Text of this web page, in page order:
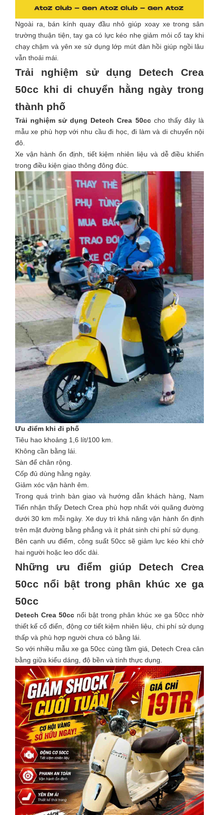
Ngoài ra, bán kính quay đầu nhỏ giúp xoay xe trong sân
trường thuận tiện, tay ga có lực kéo nhẹ giảm mỏi cổ tay khi
chạy chậm và yên xe sử dụng lớp mút đàn hồi giúp ngồi lâu
vẫn thoải mái.
Trải nghiệm sử dụng Detech Crea
50cc khi di chuyển hằng ngày trong
thành phố
Trải nghiệm sử dụng Detech Crea 50cccho thấy đây là
mẫu xe phù hợp với nhu cầu đi học, đi làm và di chuyển nội
đô.
Xe vận hành ổn định, tiết kiệm nhiên liệu và dễ điều khiển
trong điều kiện giao thông đông đúc.
Ưu điểm khi đi phố
Tiêu hao khoảng 1,6 lít/100 km.
Không cần bằng lái.
Sàn để chân rộng.
Cốp đủ dùng hằng ngày.
Giảm xóc vận hành êm.
Trong quá trình bàn giao và hướng dẫn khách hàng, Nam
Tiến nhận thấy Detech Crea phù hợp nhất với quãng đường
dưới 30 km mỗi ngày. Xe duy trì khả năng vận hành ổn định
trên mặt đường bằng phẳng và ít phát sinh chi phí sử dụng.
Bên cạnh ưu điểm, công suất 50cc sẽ giảm lực kéo khi chở
hai người hoặc leo dốc dài.
Những ưu điểm giúp Detech Crea
50cc nổi bật trong phân khúc xe ga
50cc
Detech Crea 50ccnổi bật trong phân khúc xe ga 50cc nhờ
thiết kế cổ điển, động cơ tiết kiệm nhiên liệu, chi phí sử dụng
thấp và phù hợp người chưa có bằng lái.
So với nhiều mẫu xe ga 50cc cùng tầm giá, Detech Crea cân
bằng giữa kiểu dáng, độ bền và tính thực dụng.